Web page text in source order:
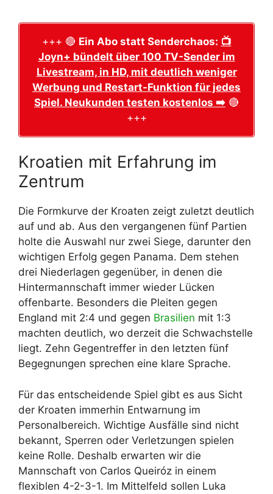
+++ 🔴 Ein Abo statt Senderchaos: 📺
Joyn+ bündelt über 100 TV-Sender im
Livestream, in HD, mit deutlich weniger
Werbung und Restart-Funktion für jedes
Spiel. Neukunden testen kostenlos ➡️ 🔴
+++
Kroatien mit Erfahrung im
Zentrum
Die Formkurve der Kroaten zeigt zuletzt deutlich
auf und ab. Aus den vergangenen fünf Partien
holte die Auswahl nur zwei Siege, darunter den
wichtigen Erfolg gegen Panama. Dem stehen
drei Niederlagen gegenüber, in denen die
Hintermannschaft immer wieder Lücken
offenbarte. Besonders die Pleiten gegen
England mit 2:4 und gegen Brasilien mit 1:3
machten deutlich, wo derzeit die Schwachstelle
liegt. Zehn Gegentreffer in den letzten fünf
Begegnungen sprechen eine klare Sprache.
Für das entscheidende Spiel gibt es aus Sicht
der Kroaten immerhin Entwarnung im
Personalbereich. Wichtige Ausfälle sind nicht
bekannt, Sperren oder Verletzungen spielen
keine Rolle. Deshalb erwarten wir die
Mannschaft von Carlos Queiróz in einem
flexiblen 4-2-3-1. Im Mittelfeld sollen Luka